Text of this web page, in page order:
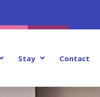
Stay Contact